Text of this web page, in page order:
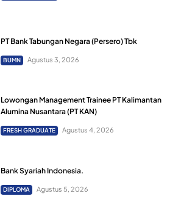
PT Bank Tabungan Negara (Persero) Tbk
BUMN Agustus 3, 2026
Lowongan Management Trainee PT Kalimantan
Alumina Nusantara (PT KAN)
FRESH GRADUATE Agustus 4, 2026
Bank Syariah Indonesia.
DIPLOMA Agustus 5, 2026